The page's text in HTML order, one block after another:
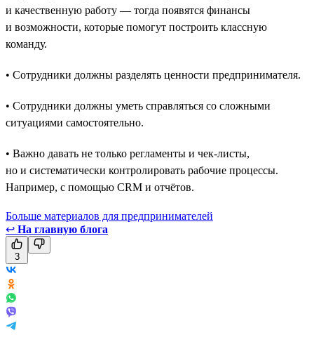
и качественную работу — тогда появятся финансы
и возможности, которые помогут построить классную
команду.
• Сотрудники должны разделять ценности предпринимателя.
• Сотрудники должны уметь справляться со сложными
ситуациями самостоятельно.
• Важно давать не только регламенты и чек-листы,
но и систематически контролировать рабочие процессы.
Например, с помощью CRM и отчётов.
Больше материалов для предпринимателей
↩ На главную блога
3